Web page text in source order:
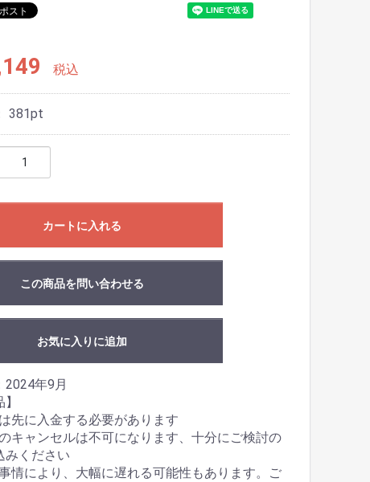
税込
381pt
カートに入れる
この商品を問い合わせる
お気に入りに追加
2024年9月
先に入金する必要があります
キャンセルは不可になります、十分にご検討の
みください
情により、大幅に遅れる可能性もあります。ご